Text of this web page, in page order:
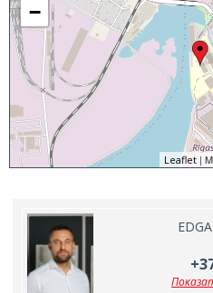
−
Leaflet |